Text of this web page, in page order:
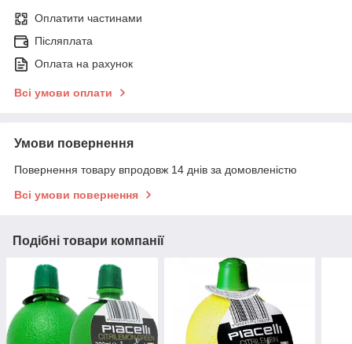
Оплатити частинами
Післяплата
Оплата на рахунок
Всі умови оплати
Умови повернення
Повернення товару впродовж 14 днів за домовленістю
Всі умови повернення
Подібні товари компанії